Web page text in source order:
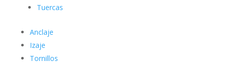
Tuercas
Anclaje
Izaje
Tornillos